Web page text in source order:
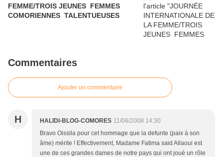
FEMME/TROIS JEUNES FEMMES
COMORIENNES TALENTUEUSES
Commentaires
Ajouter un commentaire
H HALIDI-BLOG-COMORES 11/06/2008 14:30
Bravo Oissila pour cet hommage que la defunte (paix à son
âme) mérite ! Effectivement, Madame Fatima said Allaoui est
une de ces grandes dames de notre pays qui ont joué un rôle